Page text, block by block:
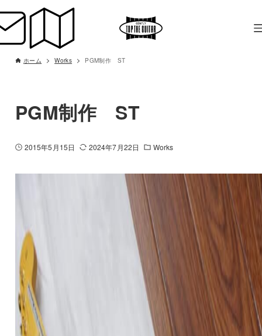
ホーム Works PGM制作 ST
PGM制作 ST
2015年5月15日 2024年7月22日 Works